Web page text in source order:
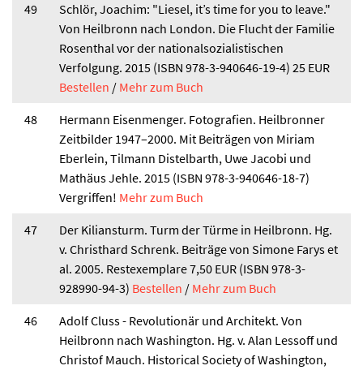
49
Schlör, Joachim: "Liesel, it’s time for you to leave."
Von Heilbronn nach London. Die Flucht der Familie
Rosenthal vor der nationalsozialistischen
Verfolgung. 2015 (ISBN 978-3-940646-19-4) 25 EUR
Bestellen / Mehr zum Buch
48
Hermann Eisenmenger. Fotografien. Heilbronner
Zeitbilder 1947–2000. Mit Beiträgen von Miriam
Eberlein, Tilmann Distelbarth, Uwe Jacobi und
Mathäus Jehle. 2015 (ISBN 978-3-940646-18-7)
Vergriffen! Mehr zum Buch
47
Der Kiliansturm. Turm der Türme in Heilbronn. Hg.
v. Christhard Schrenk. Beiträge von Simone Farys et
al. 2005. Restexemplare 7,50 EUR (ISBN 978-3-
928990-94-3) Bestellen / Mehr zum Buch
46
Adolf Cluss - Revolutionär und Architekt. Von
Heilbronn nach Washington. Hg. v. Alan Lessoff und
Christof Mauch. Historical Society of Washington,